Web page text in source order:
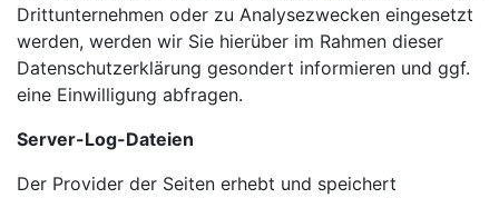
Drittunternehmen oder zu Analysezwecken eingesetzt
werden, werden wir Sie hierüber im Rahmen dieser
Datenschutzerklärung gesondert informieren und ggf.
eine Einwilligung abfragen.
Server-Log-Dateien
Der Provider der Seiten erhebt und speichert